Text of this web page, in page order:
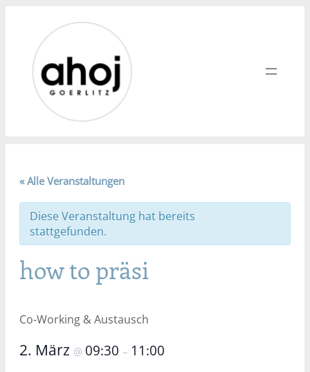
« Alle Veranstaltungen
Diese Veranstaltung hat bereits
stattgefunden.
how to präsi
Co-Working & Austausch
2. März @ 09:30 – 11:00